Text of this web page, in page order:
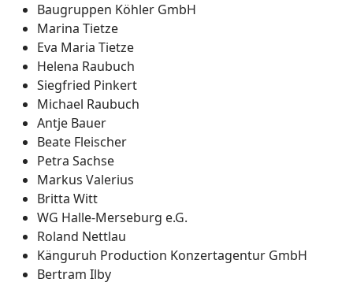
Baugruppen Köhler GmbH
Marina Tietze
Eva Maria Tietze
Helena Raubuch
Siegfried Pinkert
Michael Raubuch
Antje Bauer
Beate Fleischer
Petra Sachse
Markus Valerius
Britta Witt
WG Halle-Merseburg e.G.
Roland Nettlau
Känguruh Production Konzertagentur GmbH
Bertram Ilby